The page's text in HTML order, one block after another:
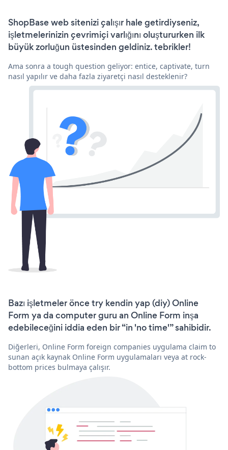
ShopBase web sitenizi çalışır hale getirdiyseniz,
işletmelerinizin çevrimiçi varlığını oluştururken ilk
büyük zorluğun üstesinden geldiniz. tebrikler!
Ama sonra a tough question geliyor: entice, captivate, turn
nasıl yapılır ve daha fazla ziyaretçi nasıl desteklenir?
Bazı işletmeler önce try kendin yap (diy) Online
Form ya da computer guru an Online Form inşa
edebileceğini iddia eden bir “in 'no time'” sahibidir.
Diğerleri, Online Form foreign companies uygulama claim to
sunan açık kaynak Online Form uygulamaları veya at rock-
bottom prices bulmaya çalışır.